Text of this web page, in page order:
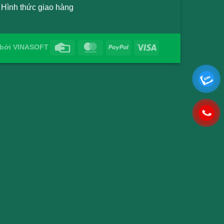
Hình thức giao hàng
bởi VINASOFT